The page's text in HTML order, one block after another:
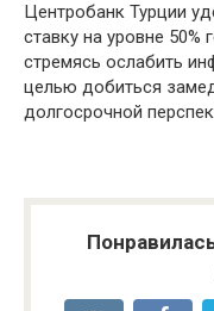
Центробанк Турции
ставку на уровне 50%
стремясь ослабить
целью добиться
долгосрочной